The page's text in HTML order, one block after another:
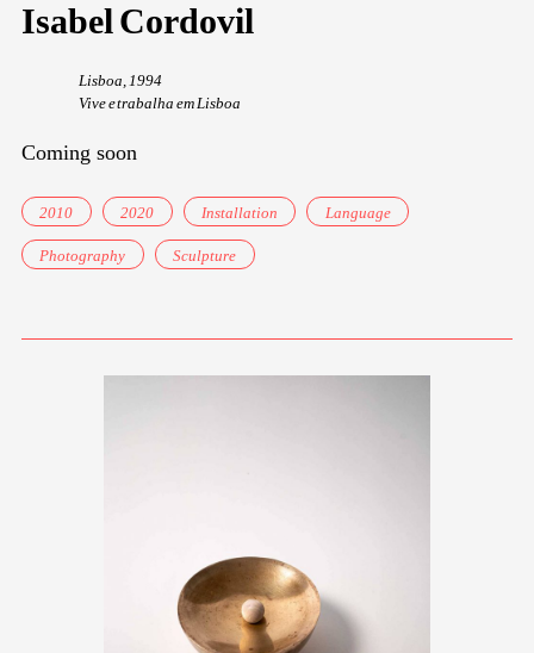
Isabel Cordovil
Lisboa, 1994
Vive e trabalha em Lisboa
Coming soon
2010 2020 Installation Language
Photography Sculpture